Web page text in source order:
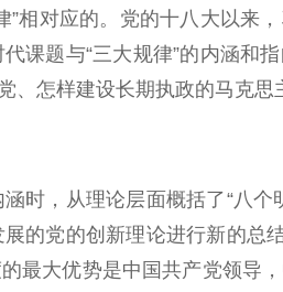
相对应的。党的十八大以来
课题与“三大规律”的内涵和
怎样建设长期执政的马克思
，从理论层面概括了“八个
的党的创新理论进行新的总
最大优势是中国共产党领导